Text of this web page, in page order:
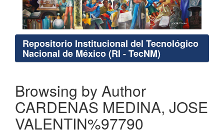
Repositorio Institucional del Tecnológico
Nacional de México (RI - TecNM)
Browsing by Author
CARDENAS MEDINA, JOSE
VALENTIN%97790